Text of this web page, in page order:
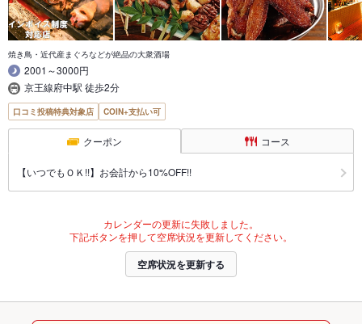
焼き鳥・近代産まぐろなどが絶品の大衆酒場
2001～3000円
京王線府中駅 徒歩2分
口コミ投稿特典対象店 COIN+支払い可
クーポン コース
【いつでもＯＫ!!】お会計から10%OFF!!
カレンダーの更新に失敗しました。
下記ボタンを押して空席状況を更新してください。
空席状況を更新する